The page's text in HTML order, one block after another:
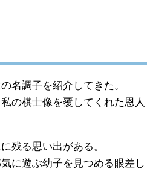
名調子を紹介してきた。
の棋士像を覆してくれた恩人
残る思い出がある。
に遊ぶ幼子を見つめる眼差し